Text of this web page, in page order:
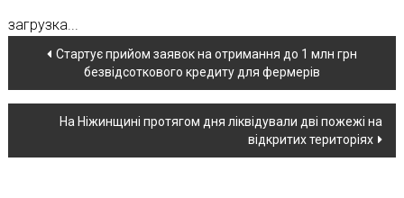
загрузка...
Навігація
по
новині
Стартує прийом заявок на отримання до 1 млн грн
безвідсоткового кредиту для фермерів
На Ніжинщині протягом дня ліквідували дві пожежі на
відкритих територіях